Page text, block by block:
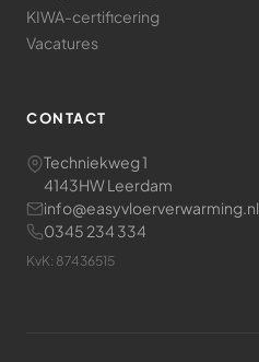
KIWA-certificering
Vacatures
CONTACT
Techniekweg 1
4143HW Leerdam
info@easyvloerverwarming.nl
0345 234 334
KvK: 87436515